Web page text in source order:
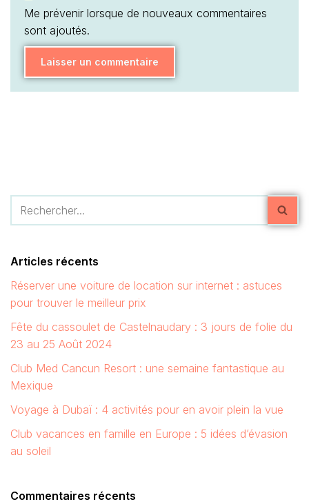
Me prévenir lorsque de nouveaux commentaires
sont ajoutés.
Articles récents
Réserver une voiture de location sur internet : astuces
pour trouver le meilleur prix
Fête du cassoulet de Castelnaudary : 3 jours de folie du
23 au 25 Août 2024
Club Med Cancun Resort : une semaine fantastique au
Mexique
Voyage à Dubaï : 4 activités pour en avoir plein la vue
Club vacances en famille en Europe : 5 idées d’évasion
au soleil
Commentaires récents